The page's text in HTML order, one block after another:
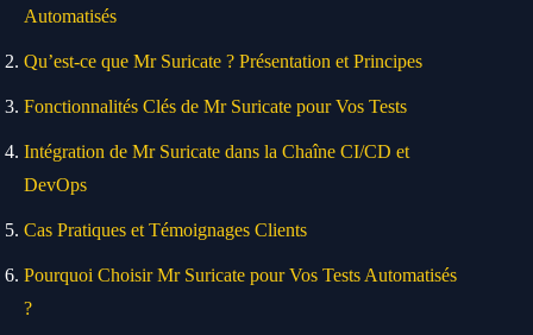
Automatisés
Qu’est-ce que Mr Suricate ? Présentation et Principes
Fonctionnalités Clés de Mr Suricate pour Vos Tests
Intégration de Mr Suricate dans la Chaîne CI/CD et
DevOps
Cas Pratiques et Témoignages Clients
Pourquoi Choisir Mr Suricate pour Vos Tests Automatisés
?